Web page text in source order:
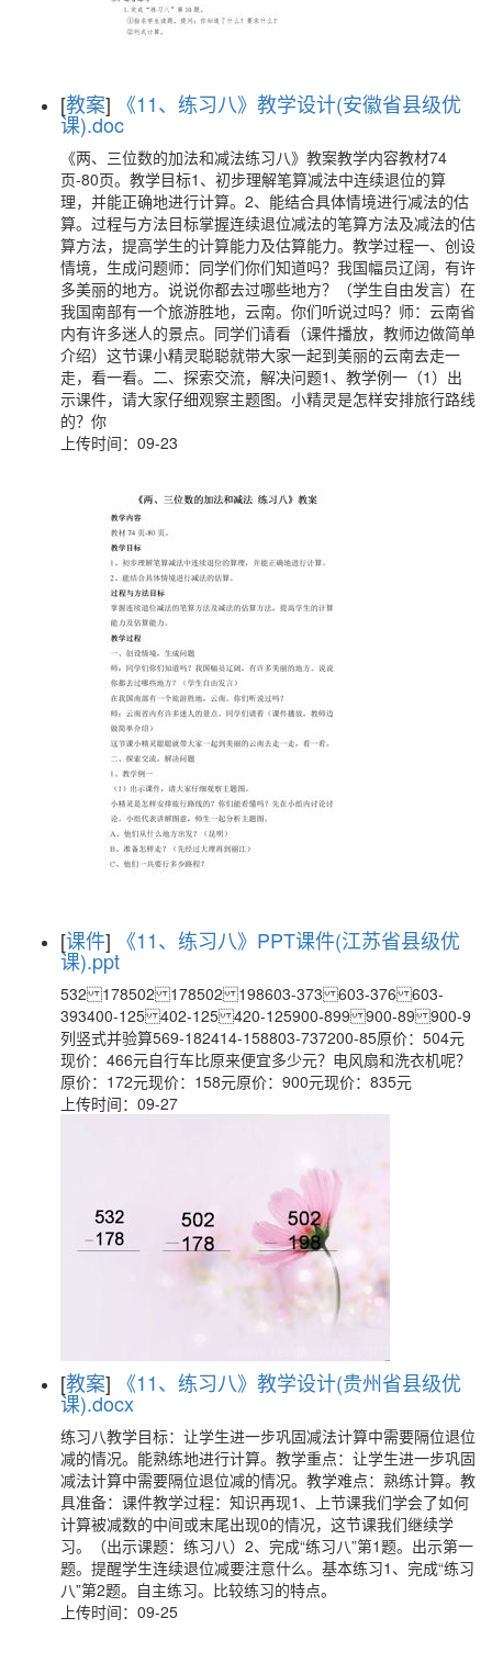
[教案] 《11、练习八》教学设计(安徽省县级优
课).doc
《两、三位数的加法和减法练习八》教案教学内容教材74
页-80页。教学目标1、初步理解笔算减法中连续退位的算
理，并能正确地进行计算。2、能结合具体情境进行减法的估
算。过程与方法目标掌握连续退位减法的笔算方法及减法的估
算方法，提高学生的计算能力及估算能力。教学过程一、创设
情境，生成问题师：同学们你们知道吗？我国幅员辽阔，有许
多美丽的地方。说说你都去过哪些地方？（学生自由发言）在
我国南部有一个旅游胜地，云南。你们听说过吗？师：云南省
内有许多迷人的景点。同学们请看（课件播放，教师边做简单
介绍）这节课小精灵聪聪就带大家一起到美丽的云南去走一
走，看一看。二、探索交流，解决问题1、教学例一（1）出
示课件，请大家仔细观察主题图。小精灵是怎样安排旅行路线
的？你
上传时间：09-23
[课件] 《11、练习八》PPT课件(江苏省县级优
课).ppt
532 178502 178502 198603-373 603-376 603-
393400-125 402-125 420-125900-899 900-89 900-9
列竖式并验算569-182414-158803-737200-85原价：504元
现价：466元自行车比原来便宜多少元？电风扇和洗衣机呢？
原价：172元现价：158元原价：900元现价：835元
上传时间：09-27
[教案] 《11、练习八》教学设计(贵州省县级优
课).docx
练习八教学目标：让学生进一步巩固减法计算中需要隔位退位
减的情况。能熟练地进行计算。教学重点：让学生进一步巩固
减法计算中需要隔位退位减的情况。教学难点：熟练计算。教
具准备：课件教学过程：知识再现1、上节课我们学会了如何
计算被减数的中间或末尾出现0的情况，这节课我们继续学
习。（出示课题：练习八）2、完成“练习八”第1题。出示第一
题。提醒学生连续退位减要注意什么。基本练习1、完成“练习
八”第2题。自主练习。比较练习的特点。
上传时间：09-25